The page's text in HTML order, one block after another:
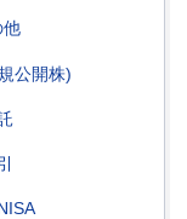
他
公開株)